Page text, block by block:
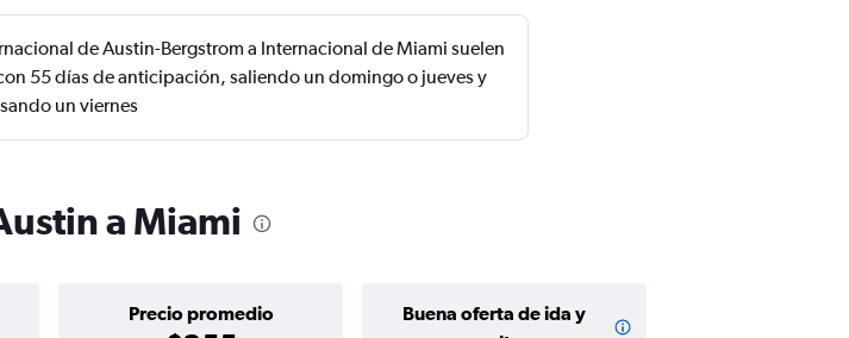
de Austin-Bergstrom a Internacional de Miami suelen
55 días de anticipación, saliendo un domingo o jueves y
un viernes
a Miami
Precio promedio
Buena oferta de ida y